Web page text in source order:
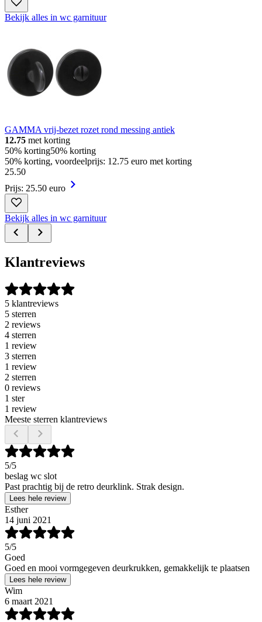
Bekijk alles in wc garnituur
GAMMA vrij-bezet rozet rond messing antiek
12.75 met korting
50% korting50% korting
50% korting, voordeelprijs: 12.75 euro met korting
25.50
Prijs: 25.50 euro
Bekijk alles in wc garnituur
Klantreviews
5 klantreviews
5 sterren
2 reviews
4 sterren
1 review
3 sterren
1 review
2 sterren
0 reviews
1 ster
1 review
Meeste sterren klantreviews
5/5
beslag wc slot
Past prachtig bij de retro deurklink. Strak design.
Lees hele review
Esther
14 juni 2021
5/5
Goed
Goed en mooi vormgegeven deurkrukken, gemakkelijk te plaatsen
Lees hele review
Wim
6 maart 2021